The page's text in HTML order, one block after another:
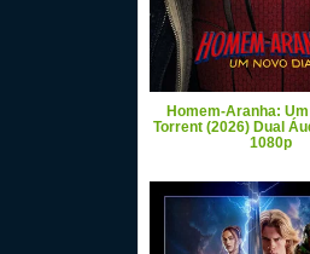
Homem-Aranha:
Torrent (2026) Dual
1080p